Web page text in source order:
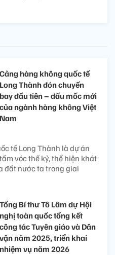
Cảng hàng không quốc tế
Long Thành đón chuyến
bay đầu tiên – dấu mốc mới
của ngành hàng không Việt
Nam
tế Long Thành là dự án
vóc thế kỷ, thể hiện khát
đất nước ta trong giai
Tổng Bí thư Tô Lâm dự Hội
nghị toàn quốc tổng kết
công tác Tuyên giáo và Dân
vận năm 2025, triển khai
nhiệm vụ năm 2026